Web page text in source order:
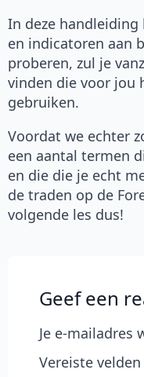
In deze
en indicatoren aan
proberen, zul je
vinden die voor jou
gebruiken.
Voordat we echter
een aantal termen
en die die je echt
de traden op de
volgende les dus!
Geef een
Je e-mailadres
Vereiste